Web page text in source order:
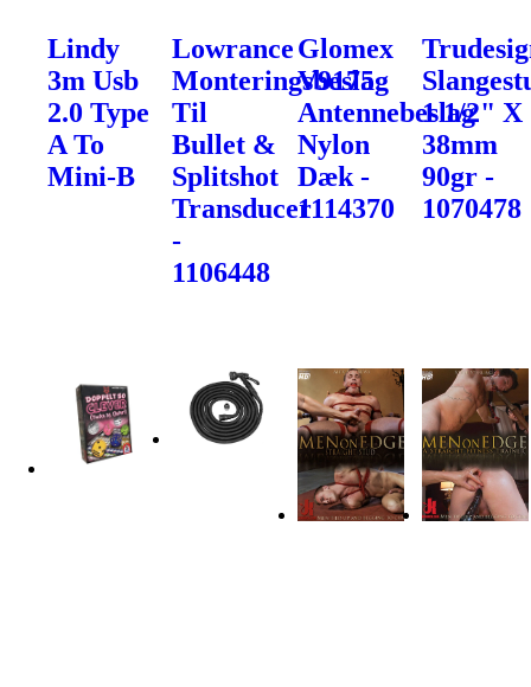
Lindy
3m Usb
2.0 Type
A To
Mini-B
Lowrance
Monteringsbeslag
Til
Bullet &
Splitshot
Transducer
-
1106448
Glomex
V9175
Antennebeslag
Nylon
Dæk -
1114370
1 1/2" X
38mm
90gr -
1070478